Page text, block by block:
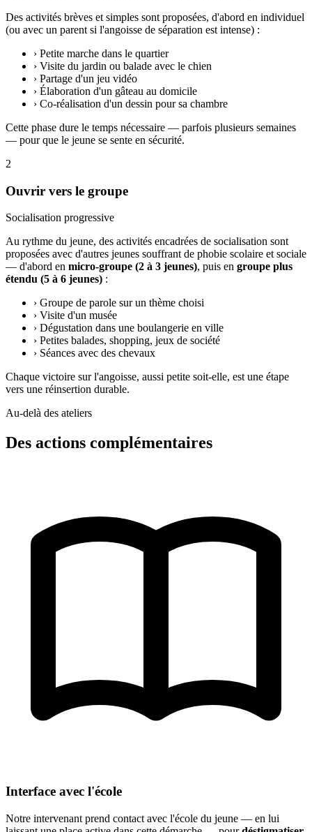
Des activités brèves et simples sont proposées, d'abord en individuel
(ou avec un parent si l'angoisse de séparation est intense) :
› Petite marche dans le quartier
› Visite du jardin ou balade avec le chien
› Partage d'un jeu vidéo
› Élaboration d'un gâteau au domicile
› Co-réalisation d'un dessin pour sa chambre
Cette phase dure le temps nécessaire — parfois plusieurs semaines
— pour que le jeune se sente en sécurité.
2
Ouvrir vers le groupe
Socialisation progressive
Au rythme du jeune, des activités encadrées de socialisation sont
proposées avec d'autres jeunes souffrant de phobie scolaire et sociale
— d'abord en micro-groupe (2 à 3 jeunes), puis en groupe plus
étendu (5 à 6 jeunes) :
› Groupe de parole sur un thème choisi
› Visite d'un musée
› Dégustation dans une boulangerie en ville
› Petites balades, shopping, jeux de société
› Séances avec des chevaux
Chaque victoire sur l'angoisse, aussi petite soit-elle, est une étape
vers une réinsertion durable.
Au-delà des ateliers
Des actions complémentaires
Interface avec l'école
Notre intervenant prend contact avec l'école du jeune — en lui